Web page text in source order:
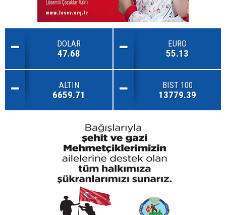
DOLAR
47.68
EURO
55.13
ALTIN
6659.71
BIST 100
13779.39